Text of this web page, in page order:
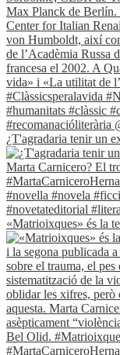
¿T'agradaria tenir un
«Matrioixques» és la